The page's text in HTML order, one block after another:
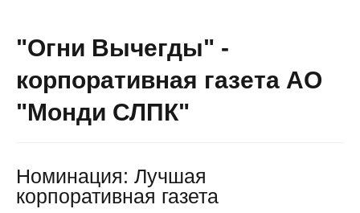
"Огни Вычегды" -
корпоративная газета АО
"Монди СЛПК"
Номинация: Лучшая
корпоративная газета